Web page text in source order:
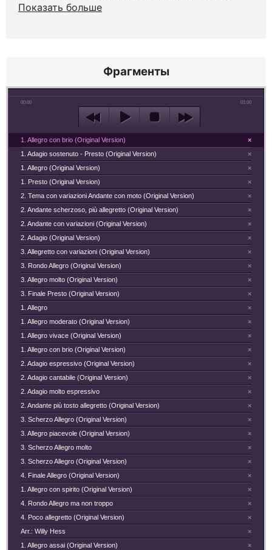
Показать больше
Фрагменты
00:00 01:00
×
1. Allegro con brio (Original Version)
×
1. Adagio sostenuto - Presto (Original Version)
×
1. Allegro (Original Version)
×
1. Presto (Original Version)
×
2. Tema con variazioni Andante con moto (Original Version)
×
2. Andante scherzoso, più allegretto (Original Version)
×
2. Andante con variazioni (Original Version)
×
2. Adagio (Original Version)
×
3. Allegretto con variazioni (Original Version)
×
3. Rondo Allegro (Original Version)
×
3. Allegro molto (Original Version)
×
3. Finale Presto (Original Version)
×
1. Allegro
×
1. Allegro moderato (Original Version)
×
1. Allegro vivace (Original Version)
×
1. Allegro con brio (Original Version)
×
2. Adagio espressivo (Original Version)
×
2. Adagio cantabile (Original Version)
×
2. Adagio molto espressivo
×
2. Andante più tosto allegretto (Original Version)
×
3. Scherzo Allegro (Original Version)
×
3. Allegro piacevole (Original Version)
×
3. Scherzo Allegro molto
×
3. Scherzo Allegro (Original Version)
×
4. Finale Allegro (Original Version)
×
1. Allegro con spirito (Original Version)
×
4. Rondo Allegro ma non troppo
×
4. Poco allegretto (Original Version)
×
Arr.: Willy Hess
×
1. Allegro assai (Original Version)